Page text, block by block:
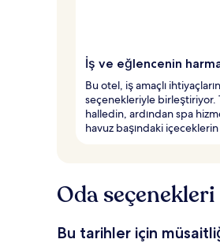
İş ve eğlencenin
Bu otel, iş amaçlı
seçenekleriyle birleştiriyor.
halledin, ardından spa
havuz başındaki içeceklerin
Oda seçenekleri
Bu tarihler için